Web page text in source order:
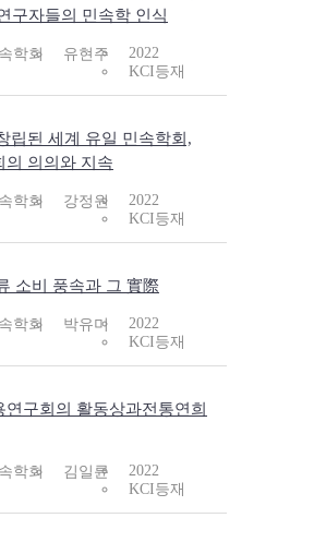
구자들의 민속학 인식
학회 유현주
2022
KCI등재
립된 세계 유일 민속학회,
의 의의와 지속
학회 강정원
2022
KCI등재
소비 풍속과 그 實際
학회 박유미
2022
KCI등재
연구회의 활동상과전통연희
학회 김일륜
2022
KCI등재